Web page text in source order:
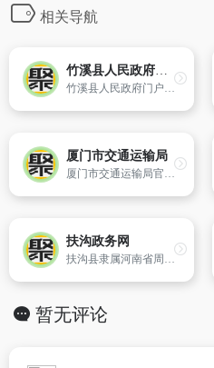
相关导航
竹溪县人民政府门户网
竹溪县人民政府门户网及时发布、更新各类政务信息,提供新的竹溪县政务动态、网上办事服务和便民服务信息,方便社会公众参政议政、投诉建议和互动交流。
厦门市交通运输局
厦门市交通运输局官方网站
扶沟政务网
扶沟县隶属河南省周口市,地处豫东平原,县域面积1163平方公里,截至2012年,扶沟辖16个乡镇场,1个产业集聚区,411个行政村。[1] 总人口74.3万人（2010年）。
暂无评论